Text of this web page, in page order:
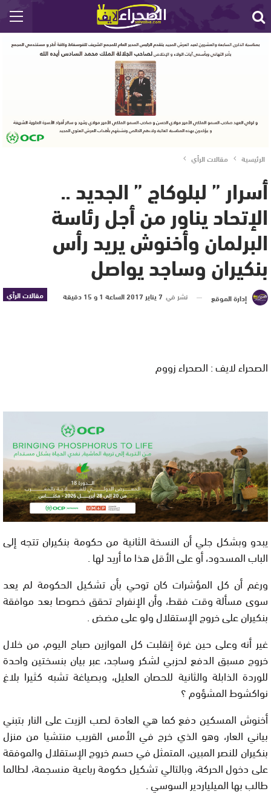
الرئيسية مقالات الرأي
أسرار ” لبلوكاج ” الجديد ..
الإتحاد يناور من أجل رئاسة
البرلمان وأخنوش يريد رأس
بنكيران وساجد يواصل
مقالات الرأي إدارة الموقع نشر في 7 يناير 2017 الساعة 1 و 15 دقيقة
الصحراء لايف : الصحراء زووم
يبدو وبشكل جلي أن النسخة الثانية من حكومة بنكيران تتجه إلى
الباب المسدود، أو على الأقل هذا ما أريد لها .
ورغم أن كل المؤشرات كان توحي بأن تشكيل الحكومة لم يعد
سوى مسألة وقت فقط، وأن الإنفراج تحقق خصوصا بعد موافقة
بنكيران على خروج الإستقلال ولو على مضض .
غير أنه وعلى حين غرة إنقلبت كل الموازين صباح اليوم، من خلال
خروج مسبق الدفع لحزبي لشكر وساجد، عبر بيان بنسختين واحدة
للوردة الذابلة والثانية للحصان العليل، وبصياغة تشبه كثيرا بلاغ
نواكشوط المشؤوم ؟
أخنوش المسكين دفع كما هي العادة لصب الزيت على النار بتبني
بياني العار، وهو الذي خرج في الأمس القريب منتشيا من منزل
بنكيران للنصر المبين، المتمثل في حسم خروج الإستقلال والموفقة
على دخول الحركة، وبالتالي تشكيل حكومة رباعية منسجمة، لطالما
طالب بها الميلياردير السوسي .